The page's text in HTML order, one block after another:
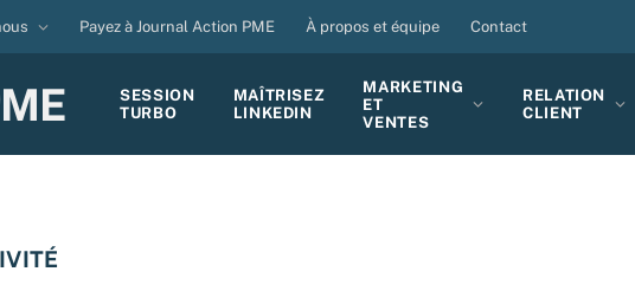
Payez à Journal Action PME À propos et équipe Contact
SESSION
TURBO
MAÎTRISEZ
LINKEDIN
MARKETING
ET
VENTES
RELATION
CLIENT